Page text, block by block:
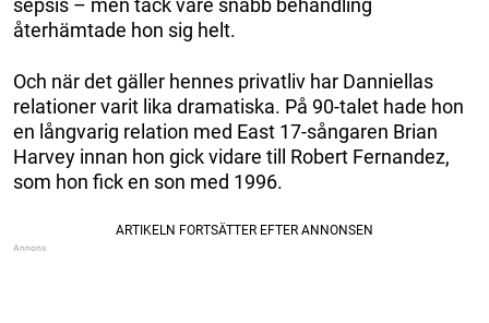
återhämtade hon sig helt.
Och när det gäller hennes privatliv har Danniellas
relationer varit lika dramatiska. På 90-talet hade hon
en långvarig relation med East 17-sångaren Brian
Harvey innan hon gick vidare till Robert Fernandez,
som hon fick en son med 1996.